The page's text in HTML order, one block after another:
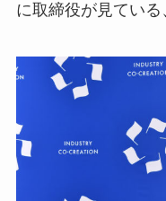
に取締役が見ている